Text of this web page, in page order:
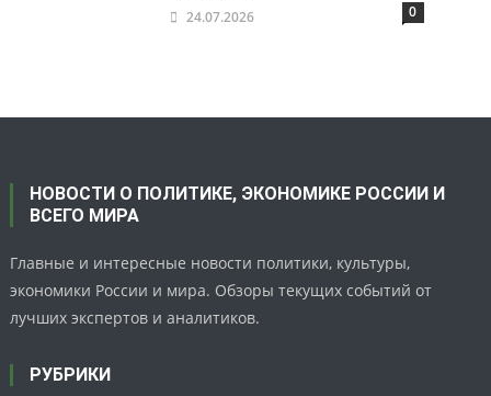
24.07.2026 0
НОВОСТИ О ПОЛИТИКЕ, ЭКОНОМИКЕ РОССИИ И
ВСЕГО МИРА
Главные и интересные новости политики, культуры,
экономики России и мира. Обзоры текущих событий от
лучших экспертов и аналитиков.
РУБРИКИ